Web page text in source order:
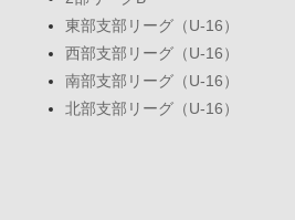
東部支部リーグ（U-16）
西部支部リーグ（U-16）
南部支部リーグ（U-16）
北部支部リーグ（U-16）